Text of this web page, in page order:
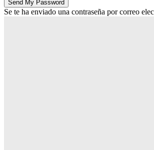
Se te ha enviado una contraseña por correo